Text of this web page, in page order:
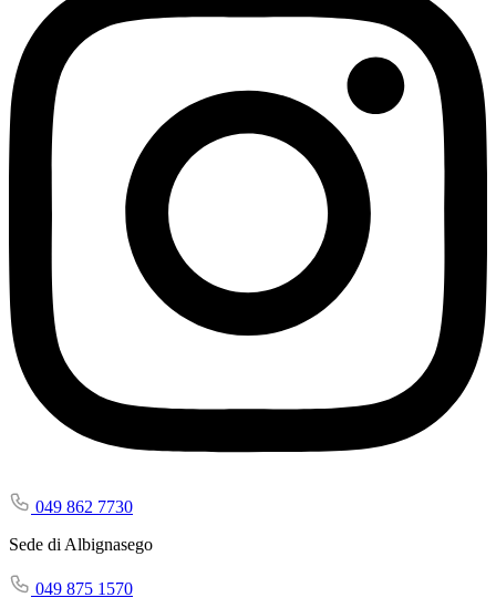
049 862 7730
Sede di Albignasego
049 875 1570